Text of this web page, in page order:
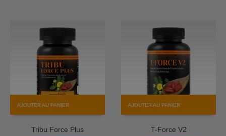
AJOUTER AU PANIER
Tribu Force Plus
AJOUTER AU PANIER
T-Force V2